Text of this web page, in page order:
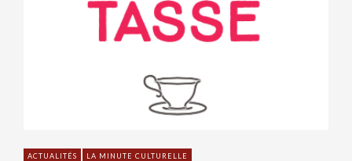
ACTUALITÉS LA MINUTE CULTURELLE